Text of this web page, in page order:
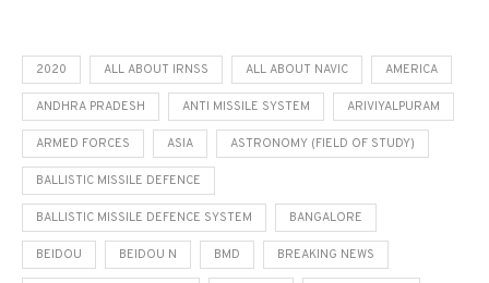
2020 ALL ABOUT IRNSS ALL ABOUT NAVIC AMERICA
ANDHRA PRADESH ANTI MISSILE SYSTEM ARIVIYALPURAM
ARMED FORCES ASIA ASTRONOMY (FIELD OF STUDY)
BALLISTIC MISSILE DEFENCE
BALLISTIC MISSILE DEFENCE SYSTEM BANGALORE
BEIDOU BEIDOU N BMD BREAKING NEWS